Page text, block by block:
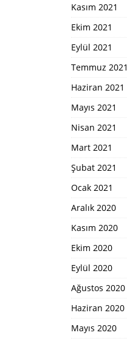
Kasım 2021
Ekim 2021
Eylül 2021
Temmuz 2021
Haziran 2021
Mayıs 2021
Nisan 2021
Mart 2021
Şubat 2021
Ocak 2021
Aralık 2020
Kasım 2020
Ekim 2020
Eylül 2020
Ağustos 2020
Haziran 2020
Mayıs 2020